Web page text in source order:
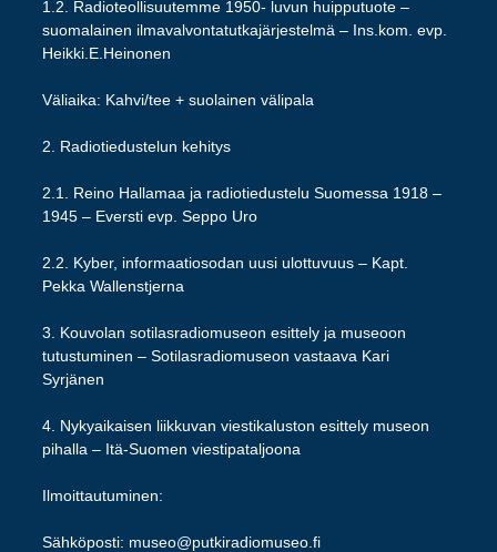
1.2. Radioteollisuutemme 1950- luvun huipputuote –
suomalainen ilmavalvontatutkajärjestelmä – Ins.kom. evp.
Heikki.E.Heinonen
Väliaika: Kahvi/tee + suolainen välipala
2. Radiotiedustelun kehitys
2.1. Reino Hallamaa ja radiotiedustelu Suomessa 1918 –
1945 – Eversti evp. Seppo Uro
2.2. Kyber, informaatiosodan uusi ulottuvuus – Kapt.
Pekka Wallenstjerna
3. Kouvolan sotilasradiomuseon esittely ja museoon
tutustuminen – Sotilasradiomuseon vastaava Kari
Syrjänen
4. Nykyaikaisen liikkuvan viestikaluston esittely museon
pihalla – Itä-Suomen viestipataljoona
Ilmoittautuminen:
Sähköposti: museo@putkiradiomuseo.fi